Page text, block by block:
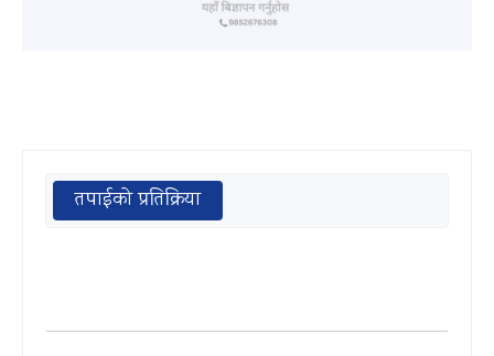
तपाईको प्रतिक्रिया